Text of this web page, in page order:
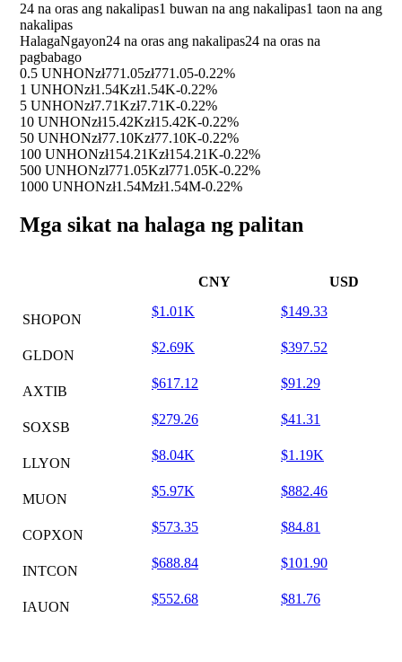
24 na oras ang nakalipas1 buwan na ang nakalipas1 taon na ang
nakalipas
HalagaNgayon24 na oras ang nakalipas24 na oras na
pagbabago
0.5 UNHONzł771.05zł771.05-0.22%
1 UNHONzł1.54Kzł1.54K-0.22%
5 UNHONzł7.71Kzł7.71K-0.22%
10 UNHONzł15.42Kzł15.42K-0.22%
50 UNHONzł77.10Kzł77.10K-0.22%
100 UNHONzł154.21Kzł154.21K-0.22%
500 UNHONzł771.05Kzł771.05K-0.22%
1000 UNHONzł1.54Mzł1.54M-0.22%
Mga sikat na halaga ng palitan
CNY USD
SHOPON
$1.01K $149.33
GLDON
$2.69K $397.52
AXTIB
$617.12 $91.29
SOXSB
$279.26 $41.31
LLYON
$8.04K $1.19K
MUON
$5.97K $882.46
COPXON
$573.35 $84.81
INTCON
$688.84 $101.90
IAUON
$552.68 $81.76